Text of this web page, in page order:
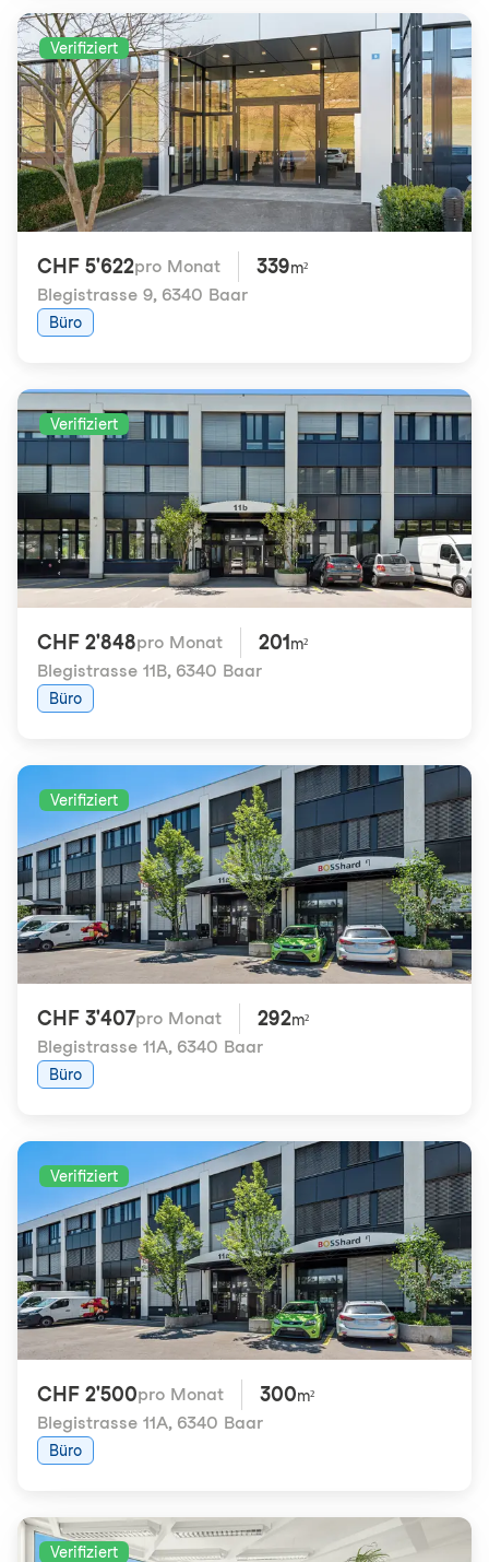
Verifiziert
CHF 5'622pro Monat 339m²
Blegistrasse 9, 6340 Baar
Büro
Verifiziert
CHF 2'848pro Monat 201 m²
Blegistrasse 11B, 6340 Baar
Büro
Verifiziert
CHF 3'407pro Monat 292m²
Blegistrasse 11A, 6340 Baar
Büro
Verifiziert
CHF 2'500pro Monat 300m²
Blegistrasse 11A, 6340 Baar
Büro
Verifiziert